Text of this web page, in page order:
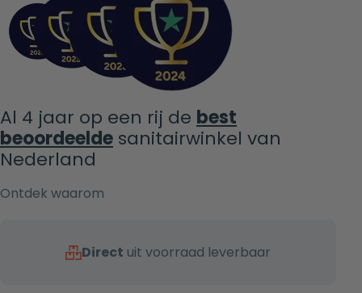
Al 4 jaar op een rij de best
beoordeelde sanitairwinkel van
Nederland
Ontdek waarom
Direct uit voorraad leverbaar